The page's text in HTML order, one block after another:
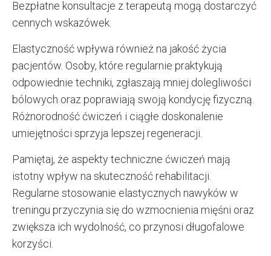
Bezpłatne konsultacje z terapeutą mogą dostarczyć
cennych wskazówek.
Elastyczność wpływa również na jakość życia
pacjentów. Osoby, które regularnie praktykują
odpowiednie techniki, zgłaszają mniej dolegliwości
bólowych oraz poprawiają swoją kondycję fizyczną.
Różnorodność ćwiczeń i ciągłe doskonalenie
umiejętności sprzyja lepszej regeneracji.
Pamiętaj, że aspekty techniczne ćwiczeń mają
istotny wpływ na skuteczność rehabilitacji.
Regularne stosowanie elastycznych nawyków w
treningu przyczynia się do wzmocnienia mięśni oraz
zwiększa ich wydolność, co przynosi długofalowe
korzyści.